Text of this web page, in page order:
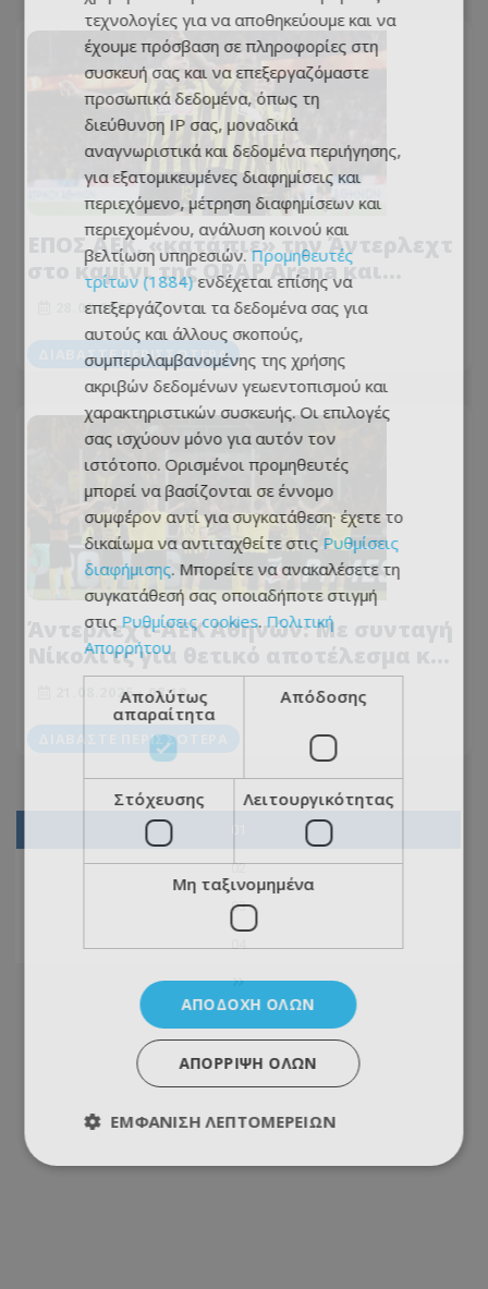
ΕΠΟΣ ΑΕΚ, «κατάπιε» την Άντερλεχτ
στο καμίνι της OPAP Arena και
σφράγισε το ευρωπαϊκό της ταξίδι!
28.08.2025 - 23:12
ΔΙΑΒΆΣΤΕ ΠΕΡΙΣΣΌΤΕΡΑ
Άντερλεχτ-ΑΕΚ Αθηνών: Με συνταγή
Νίκολιτς για θετικό αποτέλεσμα και
μετά πρόκριση στη Νέα
Φιλαδέλφεια (Πιθανές ενδεκάδες)
21.08.2025 - 08:18
ΔΙΑΒΆΣΤΕ ΠΕΡΙΣΣΌΤΕΡΑ
02
03
04
τεχνολογίες για να αποθηκεύουμε και να
έχουμε πρόσβαση σε πληροφορίες στη
συσκευή σας και να επεξεργαζόμαστε
προσωπικά δεδομένα, όπως τη
διεύθυνση IP σας, μοναδικά
αναγνωριστικά και δεδομένα περιήγησης,
για εξατομικευμένες διαφημίσεις και
περιεχόμενο, μέτρηση διαφημίσεων και
περιεχομένου, ανάλυση κοινού και
βελτίωση υπηρεσιών. Προμηθευτές
τρίτων (1884) ενδέχεται επίσης να
επεξεργάζονται τα δεδομένα σας για
αυτούς και άλλους σκοπούς,
συμπεριλαμβανομένης της χρήσης
ακριβών δεδομένων γεωεντοπισμού και
χαρακτηριστικών συσκευής. Οι επιλογές
σας ισχύουν μόνο για αυτόν τον
ιστότοπο. Ορισμένοι προμηθευτές
μπορεί να βασίζονται σε έννομο
συμφέρον αντί για συγκατάθεση· έχετε το
δικαίωμα να αντιταχθείτε στις Ρυθμίσεις
διαφήμισης. Μπορείτε να ανακαλέσετε τη
συγκατάθεσή σας οποιαδήποτε στιγμή
στις Ρυθμίσεις cookies. Πολιτική
Απορρήτου
Απολύτως
απαραίτητα
Απόδοσης
Στόχευσης Λειτουργικότητας
Μη ταξινομημένα
ΑΠΟΔΟΧΉ ΌΛΩΝ
ΑΠΌΡΡΙΨΗ ΌΛΩΝ
ΕΜΦΆΝΙΣΗ ΛΕΠΤΟΜΕΡΕΙΏΝ